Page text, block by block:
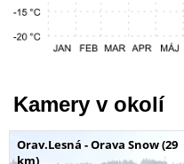
Kamery v okolí
Orav.Lesná - Orava Snow (29
km)